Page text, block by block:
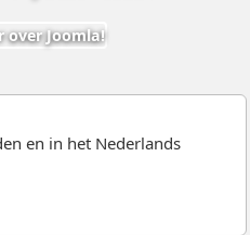
over Joomla!
en in het Nederlands